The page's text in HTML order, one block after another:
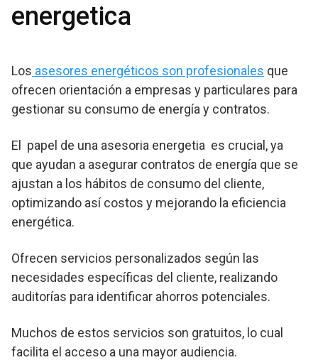
energetica
Los asesores energéticos son profesionales que
ofrecen orientación a empresas y particulares para
gestionar su consumo de energía y contratos.
El papel de una asesoria energetia es crucial, ya
que ayudan a asegurar contratos de energía que se
ajustan a los hábitos de consumo del cliente,
optimizando así costos y mejorando la eficiencia
energética.
Ofrecen servicios personalizados según las
necesidades específicas del cliente, realizando
auditorías para identificar ahorros potenciales.
Muchos de estos servicios son gratuitos, lo cual
facilita el acceso a una mayor audiencia.